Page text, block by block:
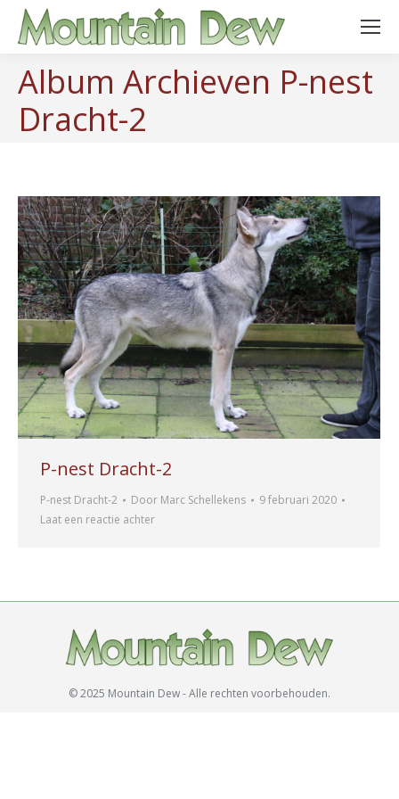
Album Archieven P-nest
Dracht-2
P-nest Dracht-2
P-nest Dracht-2 Door Marc Schellekens
9 februari 2020
Laat een reactie achter
© 2025 Mountain Dew - Alle rechten voorbehouden.